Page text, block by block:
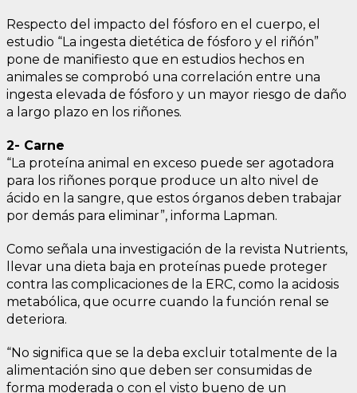
Respecto del impacto del fósforo en el cuerpo, el
estudio “La ingesta dietética de fósforo y el riñón”
pone de manifiesto que en estudios hechos en
animales se comprobó una correlación entre una
ingesta elevada de fósforo y un mayor riesgo de daño
a largo plazo en los riñones.
2- Carne
“La proteína animal en exceso puede ser agotadora
para los riñones porque produce un alto nivel de
ácido en la sangre, que estos órganos deben trabajar
por demás para eliminar”, informa Lapman.
Como señala una investigación de la revista Nutrients,
llevar una dieta baja en proteínas puede proteger
contra las complicaciones de la ERC, como la acidosis
metabólica, que ocurre cuando la función renal se
deteriora.
“No significa que se la deba excluir totalmente de la
alimentación sino que deben ser consumidas de
forma moderada o con el visto bueno de un